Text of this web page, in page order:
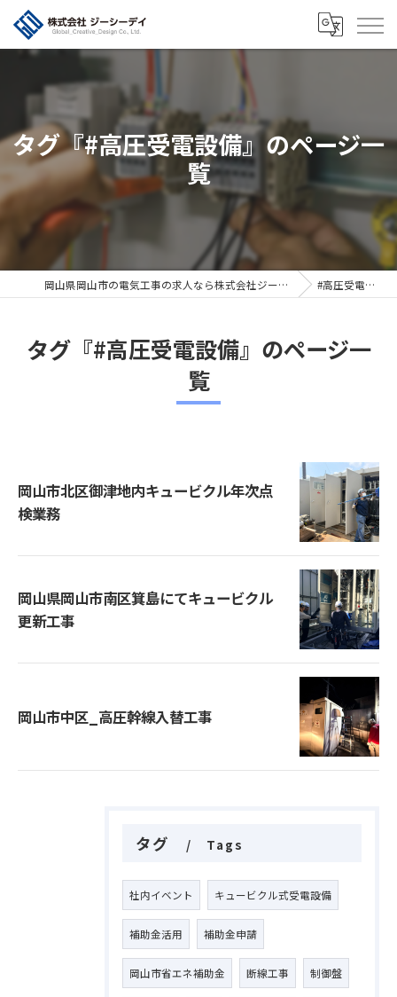
タグ『#高圧受電設備』のページ一
覧
岡山県岡山市の電気工事の求人なら株式会社ジーシーデイ #高圧受電設備
タグ『#高圧受電設備』のページ一
覧
岡山市北区御津地内キュービクル年次点
検業務
岡山県岡山市南区箕島にてキュービクル
更新工事
岡山市中区_高圧幹線入替工事
タグ Tags
社内イベント キュービクル式受電設備
補助金活用 補助金申請
岡山市省エネ補助金 断線工事 制御盤